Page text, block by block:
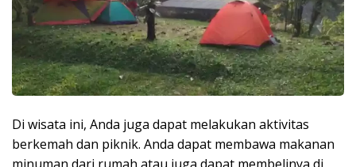
Di wisata ini, Anda juga dapat melakukan aktivitas
berkemah dan piknik. Anda dapat membawa makanan